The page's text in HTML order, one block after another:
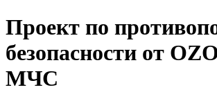
Проект по
безопасности от
МЧС